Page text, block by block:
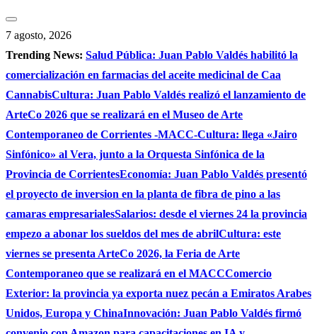
Saltar
al
contenido
7 agosto, 2026
Trending News: Salud Pública: Juan Pablo Valdés habilitó la
comercialización en farmacias del aceite medicinal de Caa
CannabisCultura: Juan Pablo Valdés realizó el lanzamiento de
ArteCo 2026 que se realizará en el Museo de Arte
Contemporaneo de Corrientes -MACC-Cultura: llega «Jairo
Sinfónico» al Vera, junto a la Orquesta Sinfónica de la
Provincia de CorrientesEconomía: Juan Pablo Valdés presentó
el proyecto de inversion en la planta de fibra de pino a las
camaras empresarialesSalarios: desde el viernes 24 la provincia
empezo a abonar los sueldos del mes de abrilCultura: este
viernes se presenta ArteCo 2026, la Feria de Arte
Contemporaneo que se realizará en el MACCComercio
Exterior: la provincia ya exporta nuez pecán a Emiratos Arabes
Unidos, Europa y ChinaInnovación: Juan Pablo Valdés firmó